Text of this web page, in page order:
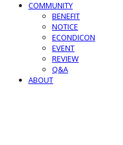
COMMUNITY
BENEFIT
NOTICE
ECONDICON
EVENT
REVIEW
Q&A
ABOUT